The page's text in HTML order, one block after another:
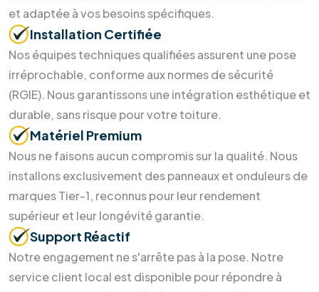
Pourquoi nous choisir ?
Des soins durables pour votremaison
et la Terre
Investir dans l'énergie durable ne devrait pas être un casse-
tête. Chez RM Solutions Group, nous simplifions votre
transition énergétique en alliant expertise technique et
accompagnement humain. Découvrez pourquoi nos clients
nous font confiance pour sécuriser leur avenir énergétique.